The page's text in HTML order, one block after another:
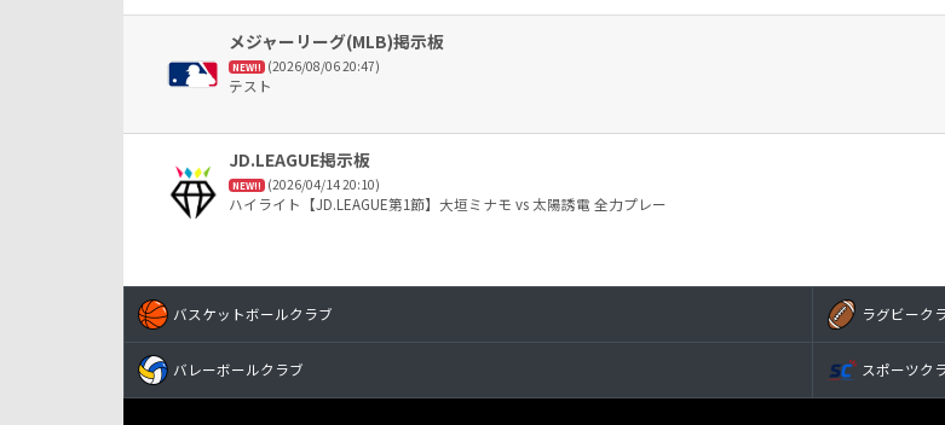
メジャーリーグ(MLB)掲示板
NEW!! (2026/08/06 20:47)
テスト
JD.LEAGUE掲示板
NEW!! (2026/04/14 20:10)
ハイライト【JD.LEAGUE第1節】大垣ミナモ vs 太陽誘電 全力プレー
バスケットボールクラブ ラグビーク
バレーボールクラブ スポーツク